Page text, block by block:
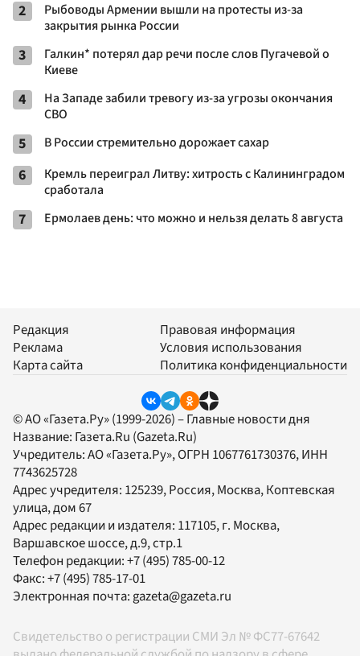
2
Рыбоводы Армении вышли на протесты из-за
закрытия рынка России
3
Галкин* потерял дар речи после слов Пугачевой о
Киеве
4
На Западе забили тревогу из-за угрозы окончания
СВО
5 В России стремительно дорожает сахар
6
Кремль переиграл Литву: хитрость с Калининградом
сработала
7 Ермолаев день: что можно и нельзя делать 8 августа
Редакция
Реклама
Карта сайта
Правовая информация
Условия использования
Политика конфиденциальности
© АО «Газета.Ру» (1999-2026) – Главные новости дня
Название: Газета.Ru (Gazeta.Ru)
Учредитель:АО «Газета.Ру», ОГРН 1067761730376, ИНН
7743625728
Адрес учредителя: 125239, Россия, Москва, Коптевская
улица, дом 67
Адрес редакции и издателя: 117105, г. Москва,
Варшавское шоссе, д.9, стр.1
Телефон редакции:+7 (495) 785-00-12
Факс:+7 (495) 785-17-01
Электронная почта: gazeta@gazeta.ru
Свидетельство о регистрации СМИ Эл № ФС77-67642